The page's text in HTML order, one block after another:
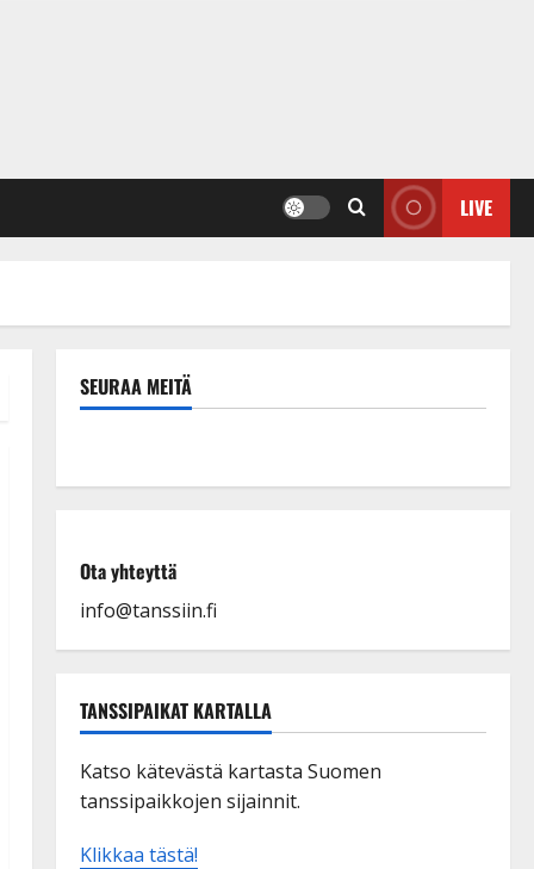
LIVE
SEURAA MEITÄ
Ota yhteyttä
info@tanssiin.fi
TANSSIPAIKAT KARTALLA
Katso kätevästä kartasta Suomen
tanssipaikkojen sijainnit.
Klikkaa tästä!